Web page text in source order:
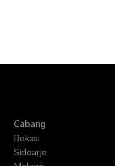
Cabang
Bekasi
Sidoarjo